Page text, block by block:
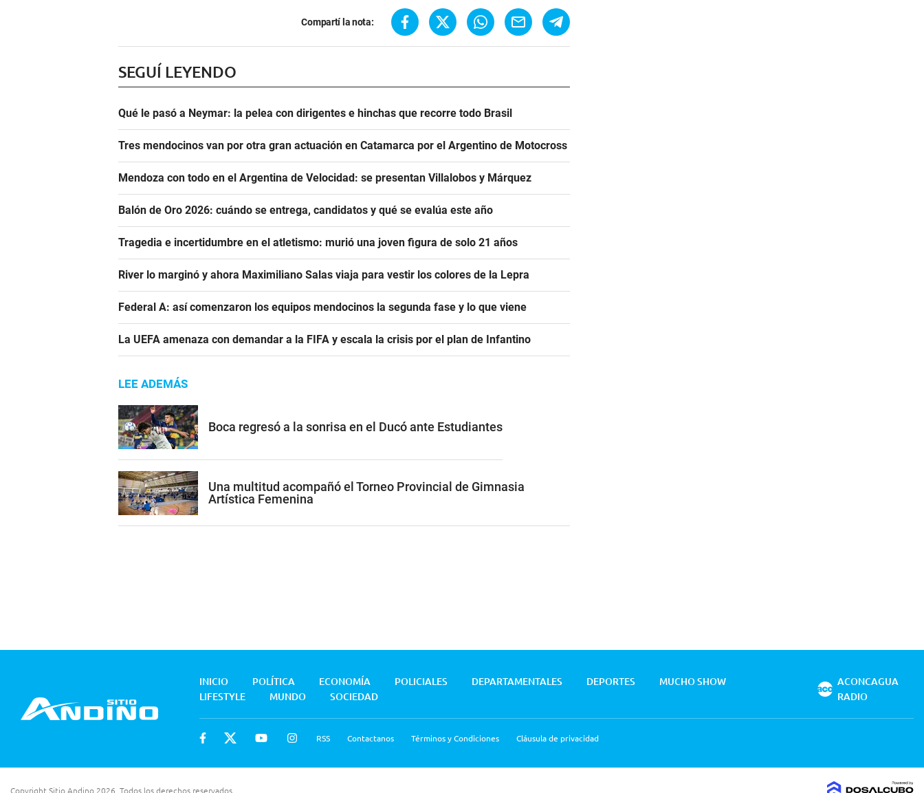
Compartí la nota:
SEGUÍ LEYENDO
Qué le pasó a Neymar: la pelea con dirigentes e hinchas que recorre todo Brasil
Tres mendocinos van por otra gran actuación en Catamarca por el Argentino de Motocross
Mendoza con todo en el Argentina de Velocidad: se presentan Villalobos y Márquez
Balón de Oro 2026: cuándo se entrega, candidatos y qué se evalúa este año
Tragedia e incertidumbre en el atletismo: murió una joven figura de solo 21 años
River lo marginó y ahora Maximiliano Salas viaja para vestir los colores de la Lepra
Federal A: así comenzaron los equipos mendocinos la segunda fase y lo que viene
La UEFA amenaza con demandar a la FIFA y escala la crisis por el plan de Infantino
LEE ADEMÁS
Boca regresó a la sonrisa en el Ducó ante Estudiantes
Una multitud acompañó el Torneo Provincial de Gimnasia
Artística Femenina
INICIO POLÍTICA ECONOMÍA POLICIALES DEPARTAMENTALES DEPORTES
MUCHO SHOW
LIFESTYLE
MUNDO SOCIEDAD
RSS Contactanos Términos y Condiciones Cláusula de privacidad
ACONCAGUA
RADIO
Copyright Sitio Andino 2026. Todos los derechos reservados.